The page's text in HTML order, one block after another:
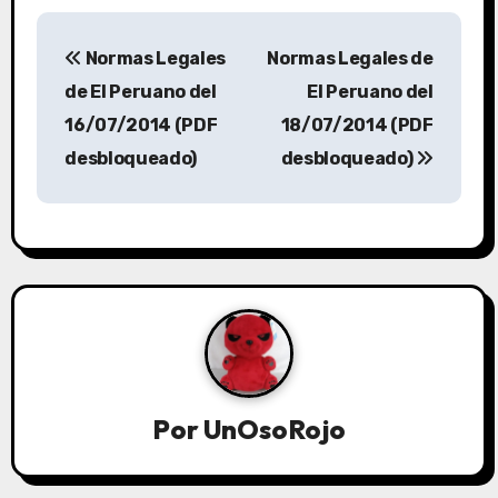
Normas Legales
de El Peruano del
16/07/2014 (PDF
desbloqueado)
Normas Legales de
El Peruano del
18/07/2014 (PDF
desbloqueado)
PorUnOsoRojo